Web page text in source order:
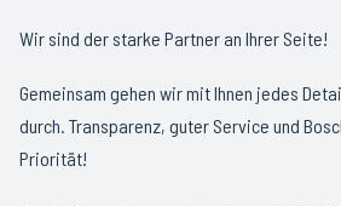
Wir sind der starke Partner an Ihrer Seite!
Gemeinsam gehen wir mit Ihnen jedes
durch. Transparenz, guter Service und
Priorität!